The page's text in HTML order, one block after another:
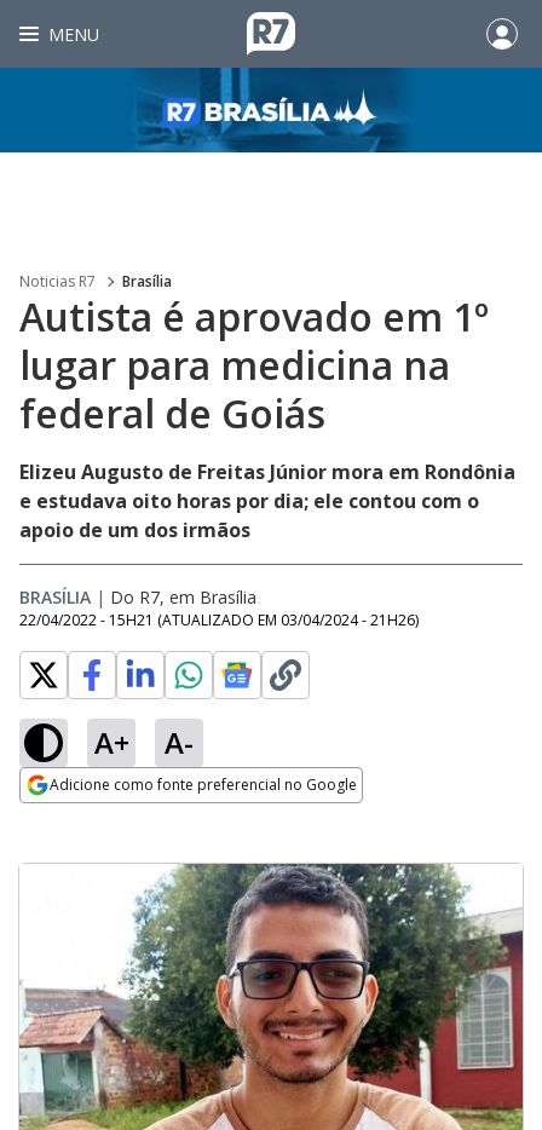
MENU
Noticias R7 Brasília
Autista é aprovado em 1º
lugar para medicina na
federal de Goiás
Elizeu Augusto de Freitas Júnior mora em Rondônia
e estudava oito horas por dia; ele contou com o
apoio de um dos irmãos
BRASÍLIA | Do R7, em Brasília
22/04/2022 - 15H21 (ATUALIZADO EM 03/04/2024 - 21H26)
A+ A-
Adicione como fonte preferencial no Google